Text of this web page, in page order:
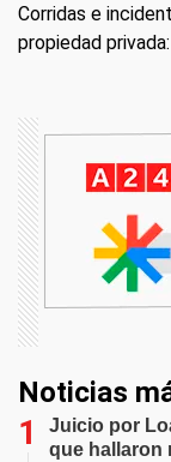
Corridas e
propiedad
Noticias
Juicio por
que hallaron